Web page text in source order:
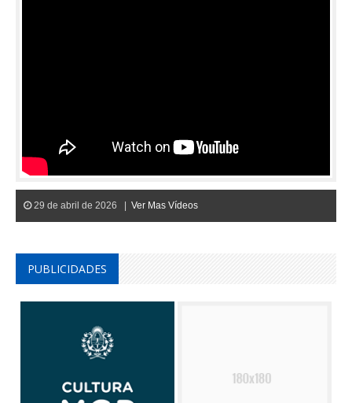
29 de abril de 2026 | Ver Mas Vídeos
PUBLICIDADES